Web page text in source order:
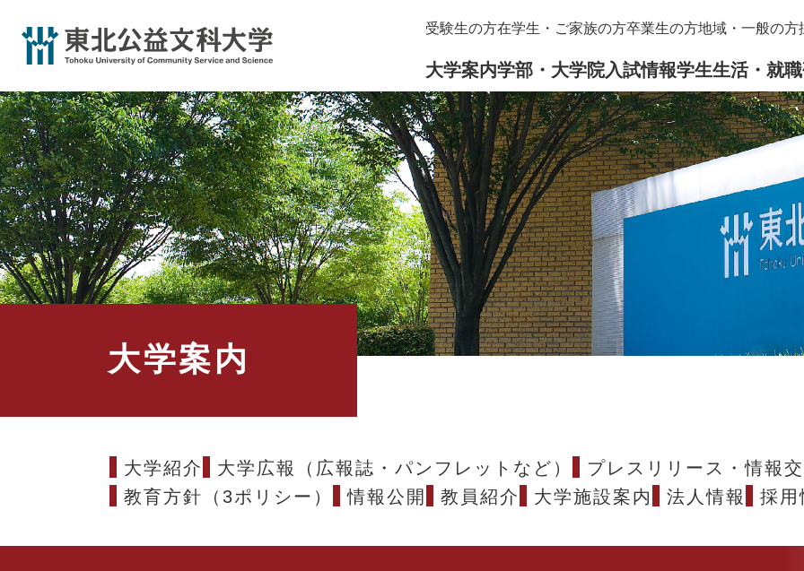
先
頭
で
す
。
本
受験生の方在学生・ご家族の方卒業生の方地域・一般の方
大学案内学部・大学院入試情報学生生活・就職
大学案内
大学紹介 大学広報（広報誌・パンフレットなど）
プレスリリース・情報
教育方針（3ポリシー）
情報公開 教員紹介 大学施設案内 法人情報 採用